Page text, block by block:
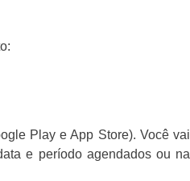
Play e App Store). Você vai
e período agendados ou na